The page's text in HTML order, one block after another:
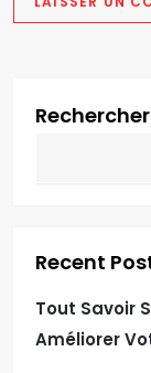
Rechercher
Recent
Tout Savoir
Améliorer